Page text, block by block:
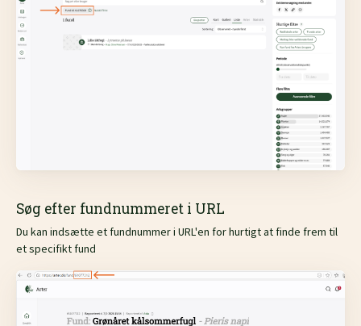
Søg efter fundnummeret i URL
Du kan indsætte et fundnummer i URL'en for hurtigt at finde frem til
et specifikt fund